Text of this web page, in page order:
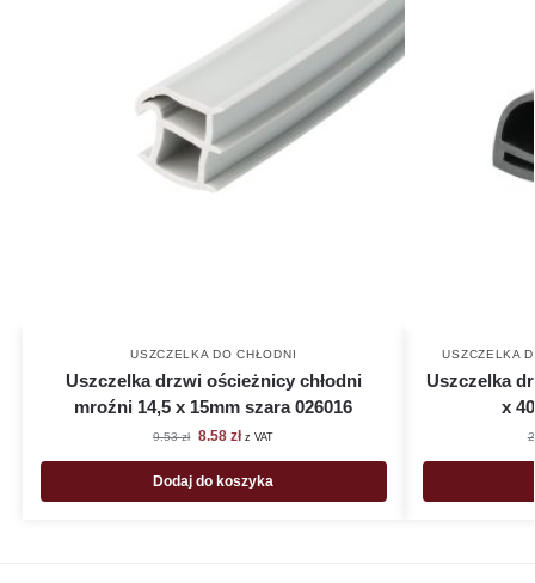
USZCZELKA DO CHŁODNI
Uszczelka drzwi ościeżnicy chłodni
mroźni 14,5 x 15mm szara 026016
9.53zł 8.58zł z VAT
Dodaj do koszyka
USZCZELKA
Uszczelka
x